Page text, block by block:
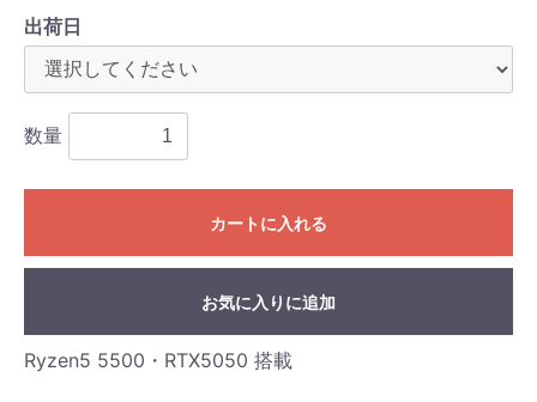
出荷日
数量
カートに入れる
お気に入りに追加
Ryzen5 5500・RTX5050 搭載